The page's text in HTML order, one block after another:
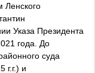
Ленского
Указа Президента
года. До
суда
г.г.) и